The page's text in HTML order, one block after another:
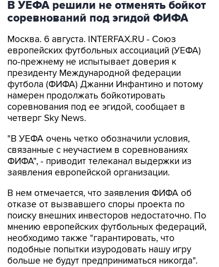
В УЕФА решили не отменять бойкот
соревнований под эгидой ФИФА
Москва. 6 августа. INTERFAX.RU - Союз
европейских футбольных ассоциаций (УЕФА)
по-прежнему не испытывает доверия к
президенту Международной федерации
футбола (ФИФА) Джанни Инфантино и потому
намерен продолжать бойкотировать
соревнования под ее эгидой, сообщает в
четверг Sky News.
"В УЕФА очень четко обозначили условия,
связанные с неучастием в соревнованиях
ФИФА", - приводит телеканал выдержки из
заявления европейской организации.
В нем отмечается, что заявления ФИФА об
отказе от вызвавшего споры проекта по
поиску внешних инвесторов недостаточно. По
мнению европейских футбольных федераций,
необходимо также "гарантировать, что
подобные попытки изуродовать нашу игру
больше не будут предприниматься никогда".